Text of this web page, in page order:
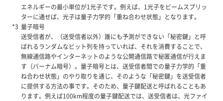
エネルギーの最小単位が1光子です。例えば、1光子をビームスプリッ
ターに通せば、光子は量子力学的「重ね合わせ状態」となります。
量子暗号
送受信者が、（送受信者以外）誰にも予測ができない「秘密鍵」と呼
ばれるランダムなビット列を持っていれば、それを消費することで、
無線通信路やインターネットのような公開通信路で秘匿通信が行えま
す（バーナム暗号）。量子暗号とは、送受信者間での量子力学的「重
ね合わせ状態」のやり取りを通じ、そのような「秘密鍵」を送受信者
に提供する方法の事です。そのため、量子鍵配送と呼ばれることもあ
ります。例えば100km程度の量子鍵配送では、送受信者は、光ファイ